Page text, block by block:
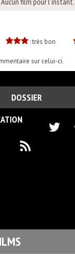
: très bon
sur celui-ci.
DOSSIER